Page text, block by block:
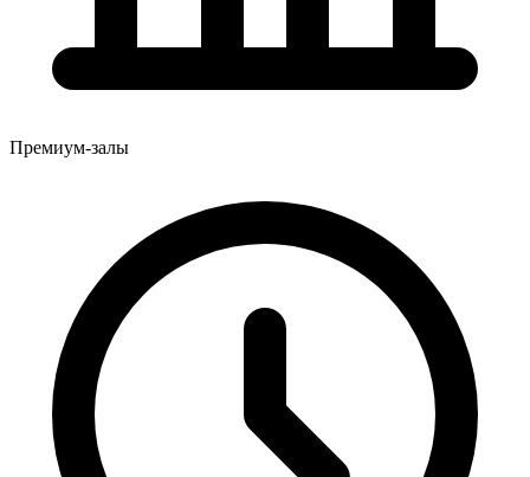
Премиум-залы